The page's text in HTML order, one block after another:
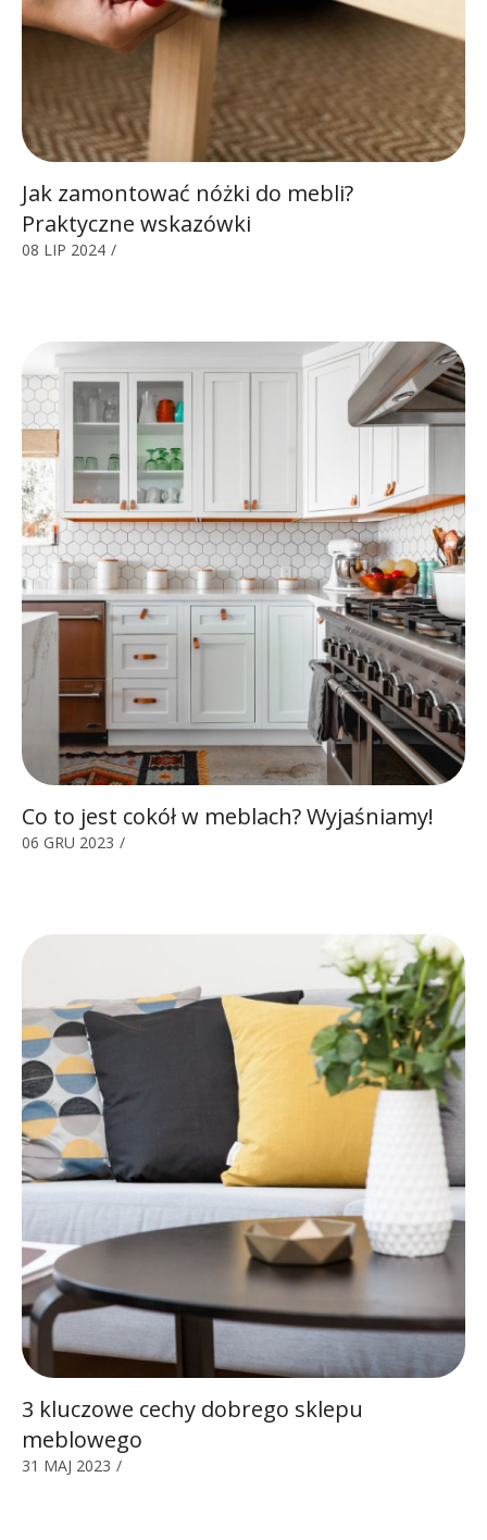
Jak zamontować nóżki do mebli?
Praktyczne wskazówki
08 LIP 2024 /
Co to jest cokół w meblach? Wyjaśniamy!
06 GRU 2023 /
3 kluczowe cechy dobrego sklepu
meblowego
31 MAJ 2023 /